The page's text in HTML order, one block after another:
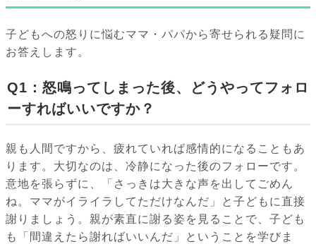
子どもへの怒りに悩むママ・パパから寄せられる疑問に
お答えします。
Q1：怒鳴ってしまった後、どうやってフォロ
ーすればいいですか？
親も人間ですから、疲れていれば感情的になることもあ
ります。大切なのは、冷静になった後のフォローです。
意地を張らずに、「さっきは大きな声を出してごめん
ね。ママがイライラしてただけなんだ」と子どもに直接
謝りましょう。親が素直に謝る姿を見ることで、子ども
も「間違えたら謝ればいいんだ」ということを学びま